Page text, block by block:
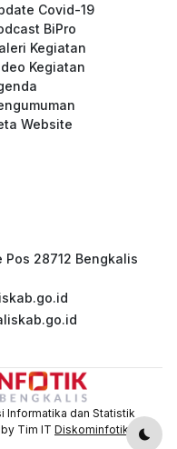
Covid-19
BiPro
Kegiatan
Kegiatan
Website
Pos 28712 Bengkalis
Informatika dan Statistik
Tim IT Diskominfotik